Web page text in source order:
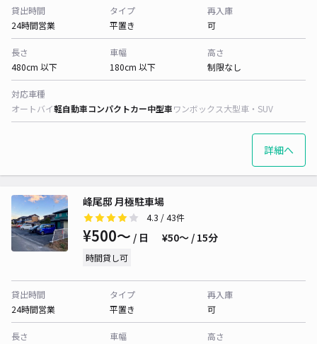
貸出時間
24時間営業
タイプ
平置き
再入庫
可
長さ
480cm 以下
車幅
180cm 以下
高さ
制限なし
対応車種
オートバイ軽自動車コンパクトカー中型車ワンボックス大型車・SUV
詳細へ
峰尾邸 月極駐車場
4.3 / 43件
¥500〜 / 日 ¥50〜 / 15分
時間貸し可
貸出時間
24時間営業
タイプ
平置き
再入庫
可
長さ
車幅
高さ